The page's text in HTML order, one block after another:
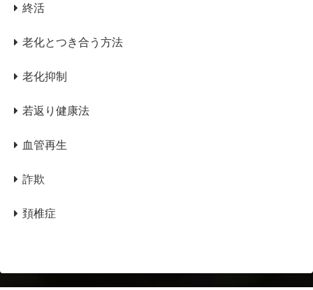
終活
老化とつき合う方法
老化抑制
若返り健康法
血管再生
詐欺
頚椎症